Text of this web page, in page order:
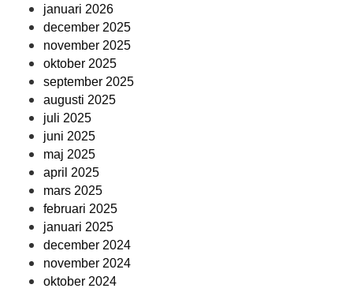
januari 2026
december 2025
november 2025
oktober 2025
september 2025
augusti 2025
juli 2025
juni 2025
maj 2025
april 2025
mars 2025
februari 2025
januari 2025
december 2024
november 2024
oktober 2024